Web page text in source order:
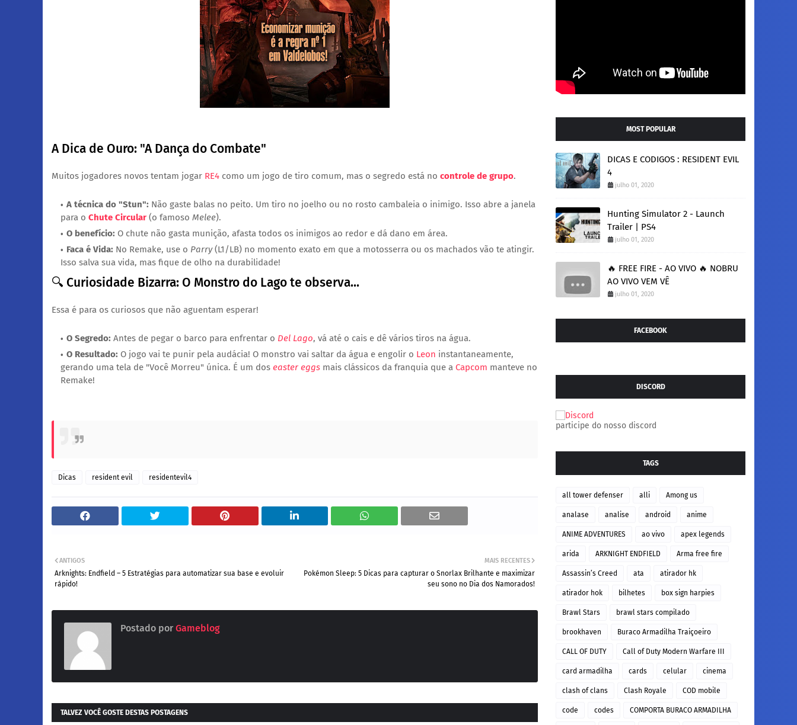
A Dica de Ouro: "A Dança do Combate"
​Muitos jogadores novos tentam jogar RE4 como um jogo de tiro comum, mas o segredo está no controle de grupo.
A técnica do "Stun": Não gaste balas no peito. Um tiro no joelho ou no rosto cambaleia o inimigo. Isso abre a janela
para o Chute Circular (o famoso Melee).
O benefício: O chute não gasta munição, afasta todos os inimigos ao redor e dá dano em área.
Faca é Vida: No Remake, use o Parry(L1/LB) no momento exato em que a motosserra ou os machados vão te atingir.
Isso salva sua vida, mas fique de olho na durabilidade!
​🔍 Curiosidade Bizarra: O Monstro do Lago te observa...
​Essa é para os curiosos que não aguentam esperar!
O Segredo: Antes de pegar o barco para enfrentar o Del Lago, vá até o cais e dê vários tiros na água.
O Resultado: O jogo vai te punir pela audácia! O monstro vai saltar da água e engolir o Leon instantaneamente,
gerando uma tela de "Você Morreu" única. É um dos easter eggs mais clássicos da franquia que a Capcom manteve no
Remake!
Dicas resident evil residentevil4
MAIS RECENTES
Pokémon Sleep: 5 Dicas para capturar o Snorlax Brilhante e maximizar
seu sono no Dia dos Namorados!
ANTIGOS
Arknights: Endfield – 5 Estratégias para automatizar sua base e evoluir
rápido!
Postado por Gameblog
TALVEZ VOCÊ GOSTE DESTAS POSTAGENS
MOST POPULAR
DICAS E CODIGOS : RESIDENT EVIL
4
julho 01, 2020
Hunting Simulator 2 - Launch
Trailer | PS4
julho 01, 2020
🔥 FREE FIRE - AO VIVO 🔥 NOBRU
AO VIVO VEM VÊ
julho 01, 2020
FACEBOOK
DISCORD
participe do nosso discord
TAGS
all tower defenser alli Among us
analase analise android anime
ANIME ADVENTURES ao vivo apex legends
arida ARKNIGHT ENDFIELD Arma free fire
Assassin’s Creed ata atirador hk
atirador hok bilhetes box sign harpies
Brawl Stars brawl stars compilado
brookhaven Buraco Armadilha Traiçoeiro
CALL OF DUTY Call of Duty Modern Warfare III
card armadilha cards celular cinema
clash of clans Clash Royale COD mobile
code codes COMPORTA BURACO ARMADILHA